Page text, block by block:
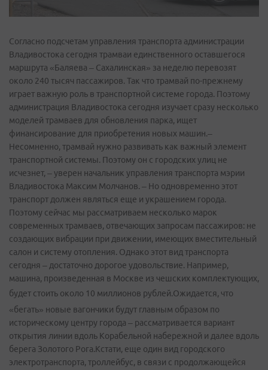
Согласно подсчетам управления транспорта администрации
Владивостока сегодня трамваи единственного оставшегося
маршрута «Баляева – Сахалинская» за неделю перевозят
около 240 тысяч пассажиров. Так что трамвай по-прежнему
играет важную роль в транспортной системе города. Поэтому
администрация Владивостока сегодня изучает сразу несколько
моделей трамваев для обновления парка, ищет
финансирование для приобретения новых машин.–
Несомненно, трамвай нужно развивать как важный элемент
транспортной системы. Поэтому он с городских улиц не
исчезнет, – уверен начальник управления транспорта мэрии
Владивостока Максим Молчанов. – Но одновременно этот
транспорт должен являться еще и украшением города.
Поэтому сейчас мы рассматриваем несколько марок
современных трамваев, отвечающих запросам пассажиров: не
создающих вибрации при движении, имеющих вместительный
салон и систему отопления. Однако этот вид транспорта
сегодня – достаточно дорогое удовольствие. Например,
машина, произведенная в Москве из чешских комплектующих,
будет стоить около 10 миллионов рублей.Ожидается, что
«бегать» новые вагончики будут главным образом по
историческому центру города – рассматривается вариант
открытия линии вдоль Корабельной набережной и далее вдоль
берега Золотого Рога.Кстати, еще один вид городского
электротранспорта, троллейбус, в связи с продолжающейся